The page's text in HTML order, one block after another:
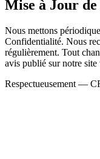
Mise à Jour
Nous mettons
Confidentialité. Nous
régulièrement. Tout
avis publié sur notre site
Respectueusement —